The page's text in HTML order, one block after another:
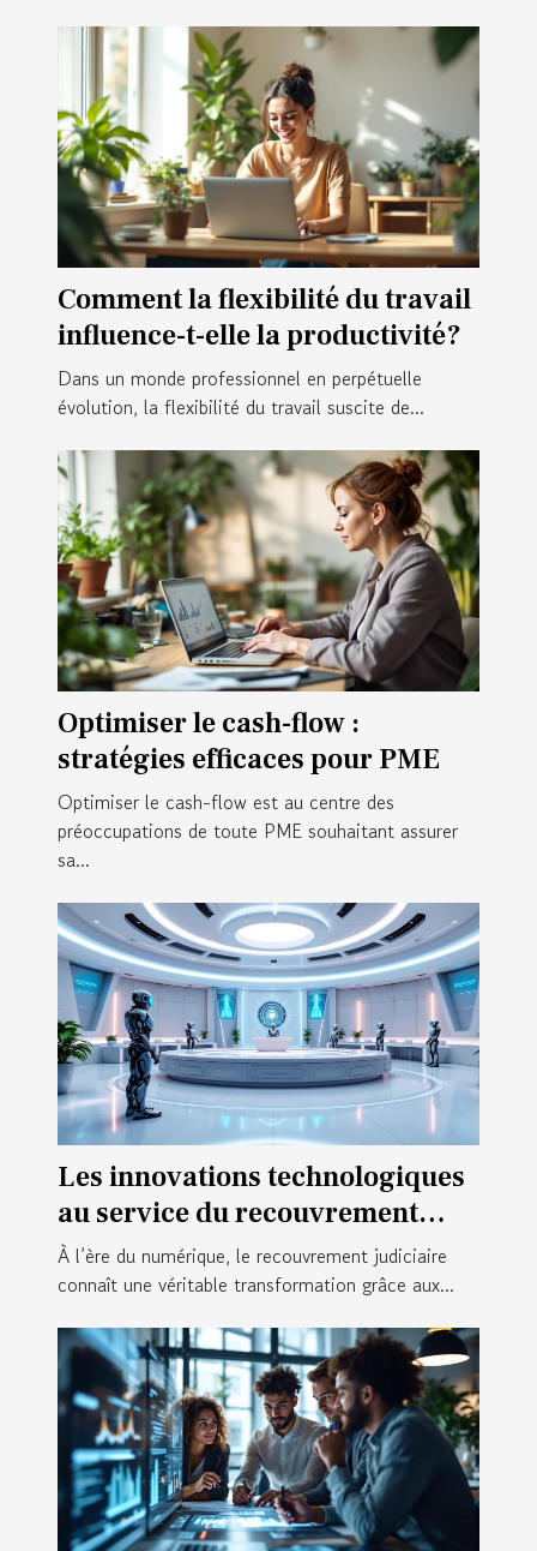
Comment la flexibilité du travail
influence-t-elle la productivité?
Dans un monde professionnel en perpétuelle
évolution, la flexibilité du travail suscite de...
Optimiser le cash-flow :
stratégies efficaces pour PME
Optimiser le cash-flow est au centre des
préoccupations de toute PME souhaitant assurer
sa...
Les innovations technologiques
au service du recouvrement
judiciaire
À l’ère du numérique, le recouvrement judiciaire
connaît une véritable transformation grâce aux...